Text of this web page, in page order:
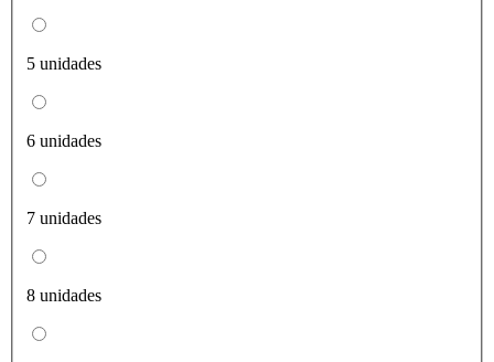
5 unidades
6 unidades
7 unidades
8 unidades